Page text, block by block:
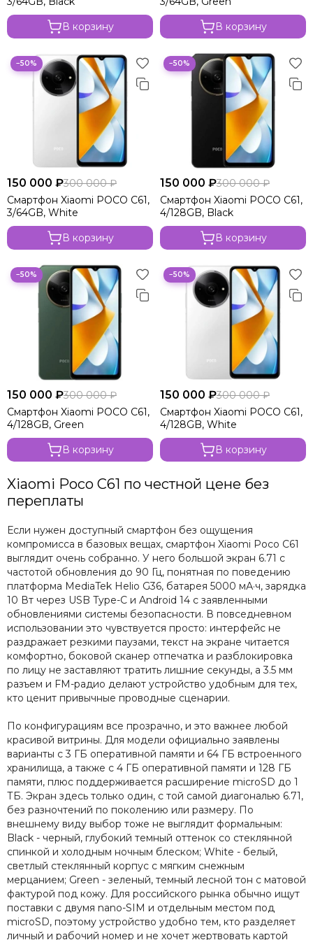
Xiaomi Poco C65
В корзину
В корзину
−50%
150 000 ₽300 000 ₽
Смартфон Xiaomi POCO C61,
3/64GB, White
В корзину
−50%
150 000 ₽300 000 ₽
Смартфон Xiaomi POCO C61,
4/128GB, Black
В корзину
−50%
150 000 ₽300 000 ₽
Смартфон Xiaomi POCO C61,
4/128GB, Green
В корзину
−50%
150 000 ₽300 000 ₽
Смартфон Xiaomi POCO C61,
4/128GB, White
В корзину
Xiaomi Poco C61 по честной цене без
переплаты
Если нужен доступный смартфон без ощущения
компромисса в базовых вещах, смартфон Xiaomi Poco C61
выглядит очень собранно. У него большой экран 6.71 с
частотой обновления до 90 Гц, понятная по поведению
платформа MediaTek Helio G36, батарея 5000 мА·ч, зарядка
10 Вт через USB Type-C и Android 14 с заявленными
обновлениями системы безопасности. В повседневном
использовании это чувствуется просто: интерфейс не
раздражает резкими паузами, текст на экране читается
комфортно, боковой сканер отпечатка и разблокировка
по лицу не заставляют тратить лишние секунды, а 3.5 мм
разъем и FM-радио делают устройство удобным для тех,
кто ценит привычные проводные сценарии.
По конфигурациям все прозрачно, и это важнее любой
красивой витрины. Для модели официально заявлены
варианты с 3 ГБ оперативной памяти и 64 ГБ встроенного
хранилища, а также с 4 ГБ оперативной памяти и 128 ГБ
памяти, плюс поддерживается расширение microSD до 1
ТБ. Экран здесь только один, с той самой диагональю 6.71,
без разночтений по поколению или размеру. По
внешнему виду выбор тоже не выглядит формальным:
Black - черный, глубокий темный оттенок со стеклянной
спинкой и холодным ночным блеском; White - белый,
светлый стеклянный корпус с мягким снежным
мерцанием; Green - зеленый, темный лесной тон с матовой
фактурой под кожу. Для российского рынка обычно ищут
поставки с двумя nano-SIM и отдельным местом под
microSD, поэтому устройство удобно тем, кто разделяет
личный и рабочий номер и не хочет жертвовать картой